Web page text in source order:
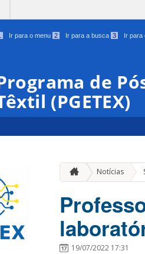
Ir para o menu 2 Ir para a busca 3 Ir para
de
(PGETEX)
Notícias
19/07/2022 17:31